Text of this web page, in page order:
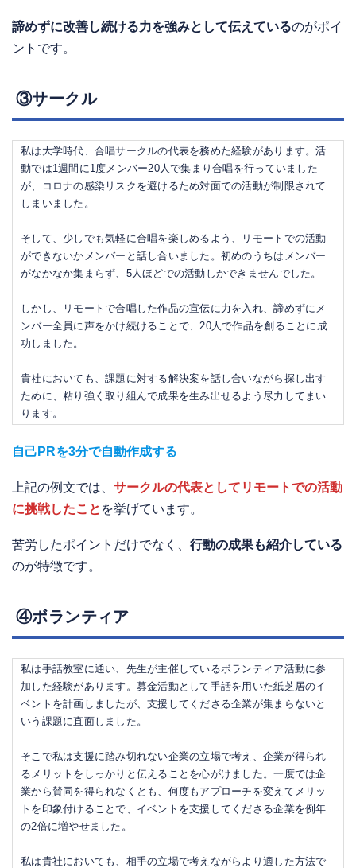
諦めずに改善し続ける力を強みとして伝えているのがポイ
ントです。
③サークル
私は大学時代、合唱サークルの代表を務めた経験があります。活
動では1週間に1度メンバー20人で集まり合唱を行っていました
が、コロナの感染リスクを避けるため対面での活動が制限されて
しまいました。
そして、少しでも気軽に合唱を楽しめるよう、リモートでの活動
ができないかメンバーと話し合いました。初めのうちはメンバー
がなかなか集まらず、5人ほどでの活動しかできませんでした。
しかし、リモートで合唱した作品の宣伝に力を入れ、諦めずにメ
ンバー全員に声をかけ続けることで、20人で作品を創ることに成
功しました。
貴社においても、課題に対する解決案を話し合いながら探し出す
ために、粘り強く取り組んで成果を生み出せるよう尽力してまい
ります。
自己PRを3分で自動作成する
上記の例文では、 サークルの代表としてリモートでの活動
に挑戦したこと を挙げています。
苦労したポイントだけでなく、 行動の成果も紹介している
のが特徴です。
④ボランティア
私は手話教室に通い、先生が主催しているボランティア活動に参
加した経験があります。募金活動として手話を用いた紙芝居のイ
ベントを計画しましたが、支援してくださる企業が集まらないと
いう課題に直面しました。
そこで私は支援に踏み切れない企業の立場で考え、企業が得られ
るメリットをしっかりと伝えることを心がけました。一度では企
業から賛同を得られなくとも、何度もアプローチを変えてメリッ
トを印象付けることで、イベントを支援してくださる企業を例年
の2倍に増やせました。
私は貴社においても、相手の立場で考えながらより適した方法で